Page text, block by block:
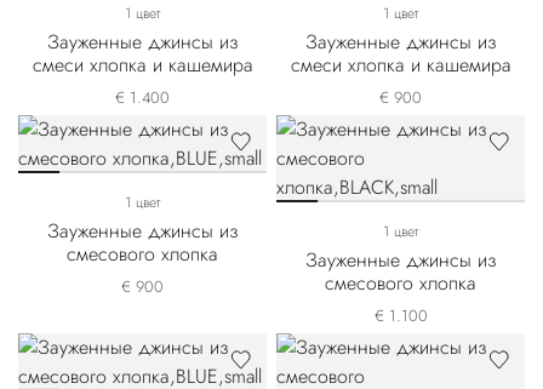
1 цвет
Зауженные джинсы из
смеси хлопка и кашемира
€ 1.400
1 цвет
Зауженные джинсы из
смеси хлопка и кашемира
€ 900
1 цвет
Зауженные джинсы из
смесового хлопка
€ 900
1 цвет
Зауженные джинсы из
смесового хлопка
€ 1.100